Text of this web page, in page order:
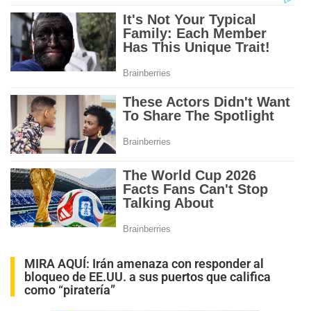
MIRA AQUÍ: Irán amenaza con responder al
bloqueo de EE.UU. a sus puertos que califica
como “piratería”